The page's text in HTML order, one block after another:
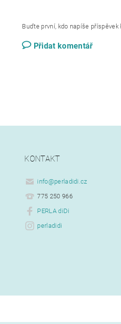
Buďte první, kdo napíše příspěvek
Přidat komentář
KONTAKT
info@perladidi.cz
775 250 966
PERLA diDi
perladidi